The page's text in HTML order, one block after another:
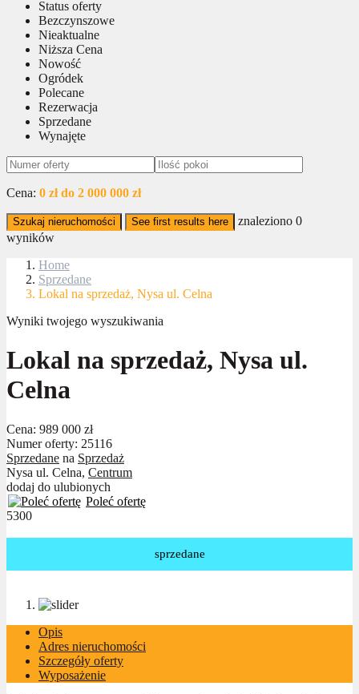
Status oferty
Bezczynszowe
Nieaktualne
Niższa Cena
Nowość
Ogródek
Polecane
Rezerwacja
Sprzedane
Wynajęte
Cena: 0 zł do 2 000 000 zł
Szukaj nieruchomości See first results here znaleziono 0
wyników
Home
Sprzedane
Lokal na sprzedaż, Nysa ul. Celna
Wyniki twojego wyszukiwania
Lokal na sprzedaż, Nysa ul.
Celna
Cena: 989 000 zł
Numer oferty: 25116
Sprzedane na Sprzedaż
Nysa ul. Celna, Centrum
dodaj do ulubionych
Poleć ofertę
5300
sprzedane
Opis
Adres nieruchomości
Szczegóły oferty
Wyposażenie